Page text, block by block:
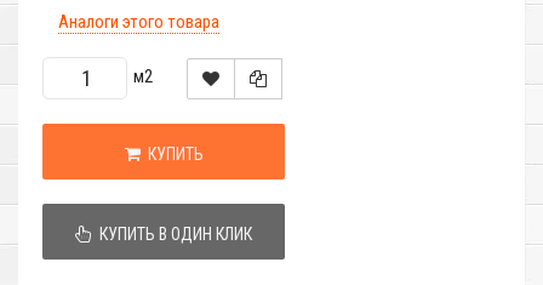
Аналоги этого товара
м2
КУПИТЬ
КУПИТЬ В ОДИН КЛИК